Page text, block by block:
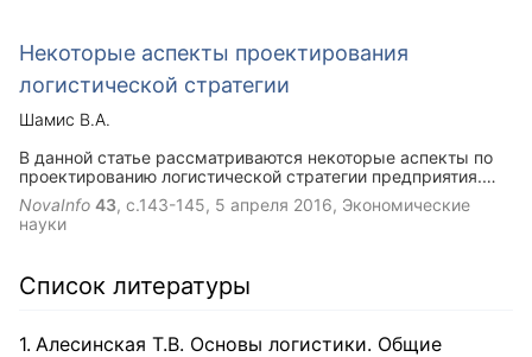
Некоторые аспекты проектирования
логистической стратегии
Шамис В.А.
В данной статье рассматриваются некоторые аспекты по
проектированию логистической стратегии предприятия.
Представлены этапы и рекомендации по разработке
логистической стратегии
NovaInfo 43, с.143-145, 5 апреля 2016, Экономические
науки
Список литературы
Алесинская Т.В. Основы логистики. Общие